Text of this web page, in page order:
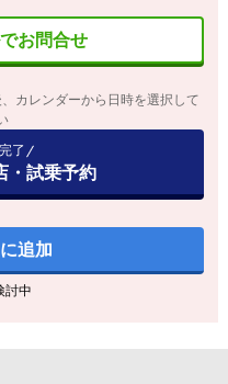
お問合せ
カレンダーから日時を選択して
了
・試乗予約
追加
討中